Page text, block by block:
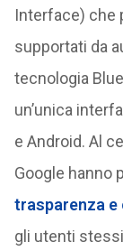
Interface) che
supportati da
tecnologia
un’unica
e Android. Al
Google hanno
trasparenza e
gli utenti